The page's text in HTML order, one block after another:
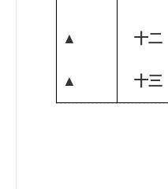
▲ 十二
▲ 十三